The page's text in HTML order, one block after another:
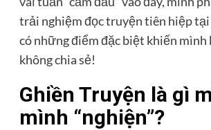
trải nghiệm đọc truyện tiên hiệp
có những điểm đặc biệt khiến mình
không chia sẻ!
Ghiền Truyện là gì
mình “nghiện”?